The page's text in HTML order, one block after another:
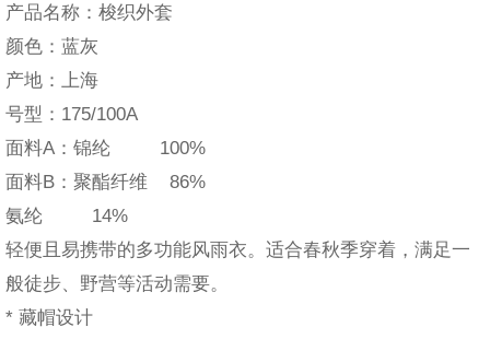
产品名称：梭织外套
颜色：蓝灰
产地：上海
号型：175/100A
面料A：锦纶 100%
面料B：聚酯纤维 86%
氨纶 14%
轻便且易携带的多功能风雨衣。适合春秋季穿着，满足一
般徒步、野营等活动需要。
* 藏帽设计